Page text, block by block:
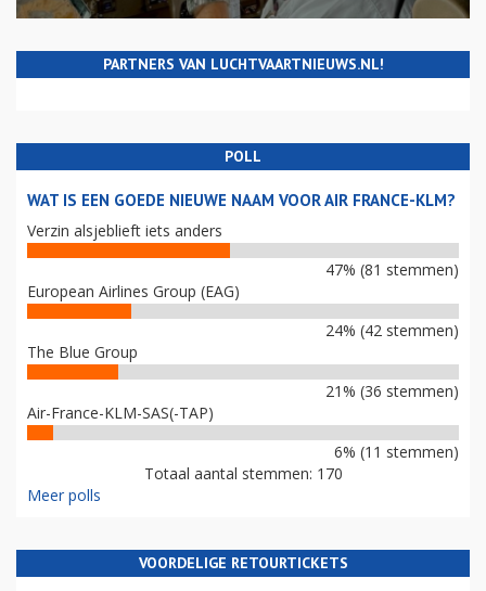
PARTNERS VAN LUCHTVAARTNIEUWS.NL!
POLL
WAT IS EEN GOEDE NIEUWE NAAM VOOR AIR FRANCE-KLM?
Verzin alsjeblieft iets anders
47% (81 stemmen)
European Airlines Group (EAG)
24% (42 stemmen)
The Blue Group
21% (36 stemmen)
Air-France-KLM-SAS(-TAP)
6% (11 stemmen)
Totaal aantal stemmen: 170
Meer polls
VOORDELIGE RETOURTICKETS